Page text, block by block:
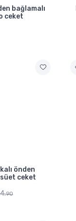
bağlamalı
ceket
önden
ceket
90